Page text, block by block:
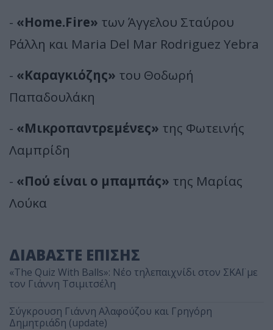
- «Home.Fire» των Άγγελου Σταύρου
Ράλλη και Maria Del Mar Rodriguez Yebra
- «Καραγκιόζης» του Θοδωρή
Παπαδουλάκη
- «Μικροπαντρεμένες» της Φωτεινής
Λαμπρίδη
- «Πού είναι ο μπαμπάς» της Μαρίας
Λούκα
ΔΙΑΒΑΣΤΕ ΕΠΙΣΗΣ
«The Quiz With Balls»: Νέο τηλεπαιχνίδι στον ΣΚΑΪ με
τον Γιάννη Τσιμιτσέλη
Σύγκρουση Γιάννη Αλαφούζου και Γρηγόρη
Δημητριάδη (update)